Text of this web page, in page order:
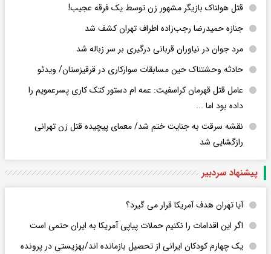
قتل هولناک بازیگر مشهور زن توسط یک فرقه عجیب!
جنازه حمیدرضا رجب‌زاده اطراف تهران کشف شد
مرد جوان در نیاوران قربانی درگیری بر سر زباله شد
حادثه وحشتناک حین مسابقات سوارکاری در قرقیزستان/ ویدئو
عامل قتل قهرمان کراسفیت: عمه ام دستور کتک کاری پسرعمویم را
داده بود اما ...
نقشه سرقت به جنایت ختم شد/ معمای پیچیده قتل زن تهرانی
رازگشایی شد
پیشنهاد سردبیر
آیا تهران هدف آمریکا قرار می گیرد؟
اگر این اقدامات را نکنیم حملات پیاپی آمریکا به ایران حتمی است
یک چهارم کودکان ایرانی از تحصیل بازمانده اند/بهزیستی در پرونده